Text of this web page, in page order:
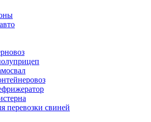
перевозки свиней